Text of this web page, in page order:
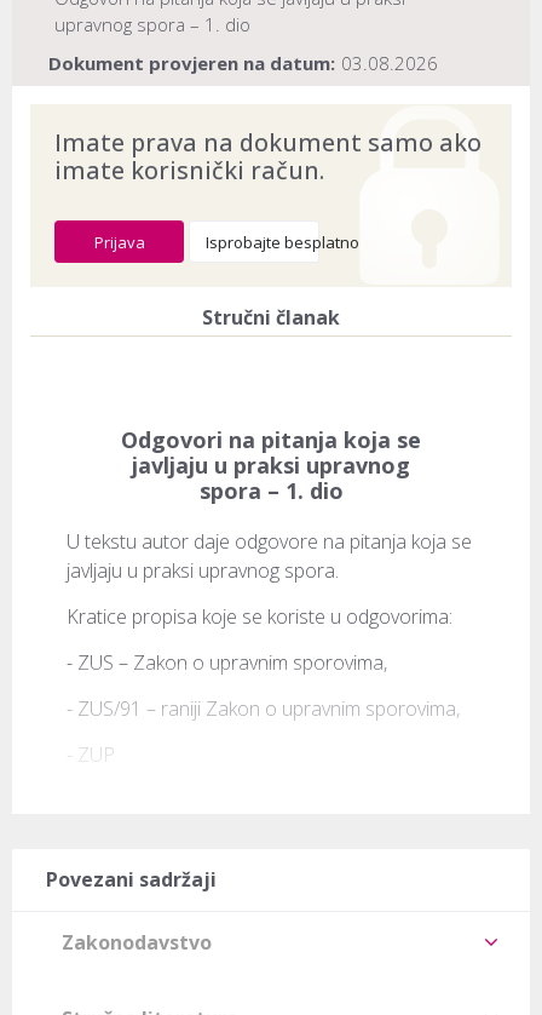
upravnog spora – 1. dio
Dokument provjeren na datum: 03.08.2026
Imate prava na dokument samo ako
imate korisnički račun.
Prijava Isprobajte besplatno
Stručni članak
Odgovori na pitanja koja se
javljaju u praksi upravnog
spora – 1. dio
U tekstu autor daje odgovore na pitanja koja se
javljaju u praksi upravnog spora.
Kratice propisa koje se koriste u odgovorima:
- ZUS – Zakon o upravnim sporovima,
- ZUS/91 – raniji Zakon o upravnim sporovima,
- ZUP
Povezani sadržaji
Zakonodavstvo